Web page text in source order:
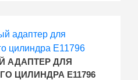
АДАПТЕР ДЛЯ
ЦИЛИНДРА E11796